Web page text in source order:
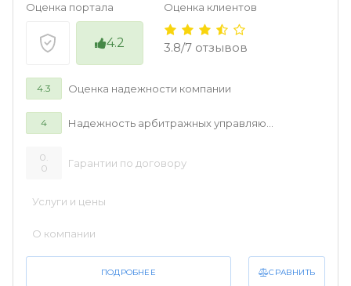
СРАВНИТЬ
Оценка портала
4.2
Оценка клиентов
3.8/7 отзывов
4.3 Оценка надежности компании
4
0.
0
Гарантии по договору
Услуги и цены
О компании
ПОДРОБНЕЕ